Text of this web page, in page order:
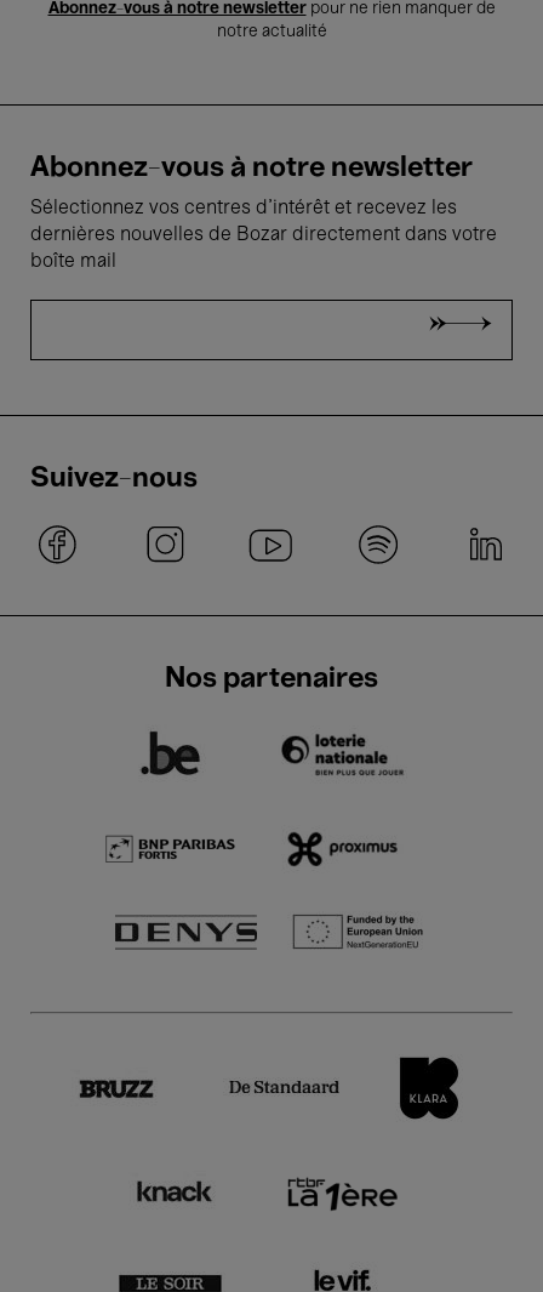
Abonnez-vous à notre newsletterpour ne rien manquer de
notre actualité
Abonnez-vous à notre newsletter
Sélectionnez vos centres d'intérêt et recevez les
dernières nouvelles de Bozar directement dans votre
boîte mail
Suivez-nous
Nos partenaires